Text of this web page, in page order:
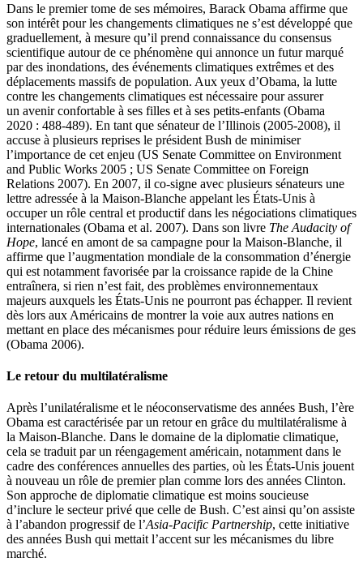
Dans le premier tome de ses mémoires, Barack Obama affirme que
son intérêt pour les changements climatiques ne s’est développé que
graduellement, à mesure qu’il prend connaissance du consensus
scientifique autour de ce phénomène qui annonce un futur marqué
par des inondations, des événements climatiques extrêmes et des
déplacements massifs de population. Aux yeux d’Obama, la lutte
contre les changements climatiques est nécessaire pour assurer
un avenir confortable à ses filles et à ses petits-enfants (Obama
2020 : 488-489). En tant que sénateur de l’Illinois (2005-2008), il
accuse à plusieurs reprises le président Bush de minimiser
l’importance de cet enjeu (US Senate Committee on Environment
and Public Works 2005 ; US Senate Committee on Foreign
Relations 2007). En 2007, il co-signe avec plusieurs sénateurs une
lettre adressée à la Maison-Blanche appelant les États-Unis à
occuper un rôle central et productif dans les négociations climatiques
internationales (Obama et al. 2007). Dans son livre The Audacity of
Hope, lancé en amont de sa campagne pour la Maison-Blanche, il
affirme que l’augmentation mondiale de la consommation d’énergie
qui est notamment favorisée par la croissance rapide de la Chine
entraînera, si rien n’est fait, des problèmes environnementaux
majeurs auxquels les États-Unis ne pourront pas échapper. Il revient
dès lors aux Américains de montrer la voie aux autres nations en
mettant en place des mécanismes pour réduire leurs émissions de ges
(Obama 2006).
Le retour du multilatéralisme
Après l’unilatéralisme et le néoconservatisme des années Bush, l’ère
Obama est caractérisée par un retour en grâce du multilatéralisme à
la Maison-Blanche. Dans le domaine de la diplomatie climatique,
cela se traduit par un réengagement américain, notamment dans le
cadre des conférences annuelles des parties, où les États-Unis jouent
à nouveau un rôle de premier plan comme lors des années Clinton.
Son approche de diplomatie climatique est moins soucieuse
d’inclure le secteur privé que celle de Bush. C’est ainsi qu’on assiste
à l’abandon progressif de l’Asia-Pacific Partnership, cette initiative
des années Bush qui mettait l’accent sur les mécanismes du libre
marché.